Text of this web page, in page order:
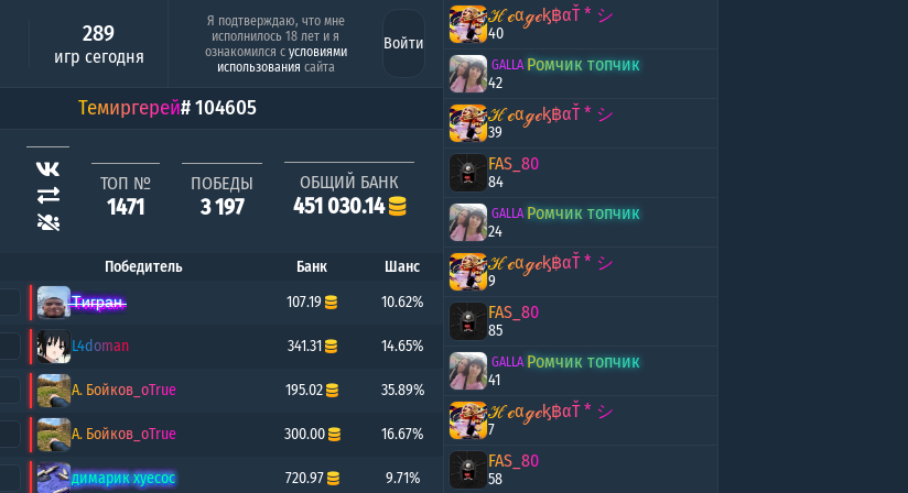
ℋℯαℊℯᶄ฿αŤ * シ
40
GALLA Ромчик топчик
42
ℋℯαℊℯᶄ฿αŤ * シ
39
FAS_80
84
GALLA Ромчик топчик
24
ℋℯαℊℯᶄ฿αŤ * シ
9
FAS_80
85
GALLA Ромчик топчик
41
ℋℯαℊℯᶄ฿αŤ * シ
7
FAS_80
58
289
игр сегодня
Минимальный шанс
Алёша Попович
0.26%
-1кк
Я подтверждаю, что мне
исполнилось 18 лет и я
ознакомился с условиями
использования сайта
Войти
Темиргерей# 104605
ТОП №
1471
ПОБЕДЫ
3 197
ОБЩИЙ БАНК
451 030.14
Победитель Банк Шанс
̶Т̶и̶г̶р̶а̶н̶ 107.19 10.62%
L4doman 341.31 14.65%
А. Бойков_oTrue 195.02 35.89%
А. Бойков_oTrue 300.00 16.67%
димарик хуесос 720.97 9.71%